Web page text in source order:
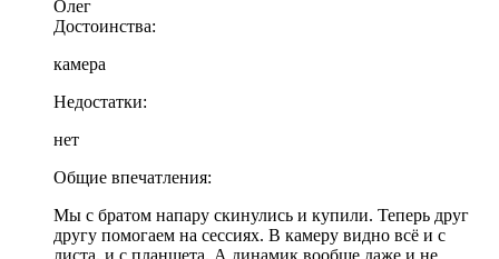
Олег
Достоинства:
камера
Недостатки:
нет
Общие впечатления:
Мы с братом напару скинулись и купили. Теперь друг
другу помогаем на сессиях. В камеру видно всё и с
листа, и с планшета. А динамик вообще даже и не